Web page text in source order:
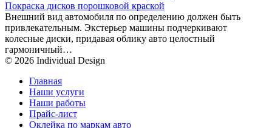
Покраска дисков порошковой краской
Внешний вид автомобиля по определению должен быть
привлекательным. Экстерьер машины подчеркивают
колесные диски, придавая облику авто целостный
гармоничный…
© 2026 Individual Design
Главная
Наши услуги
Наши работы
Прайс-лист
Оклейка по маркам авто